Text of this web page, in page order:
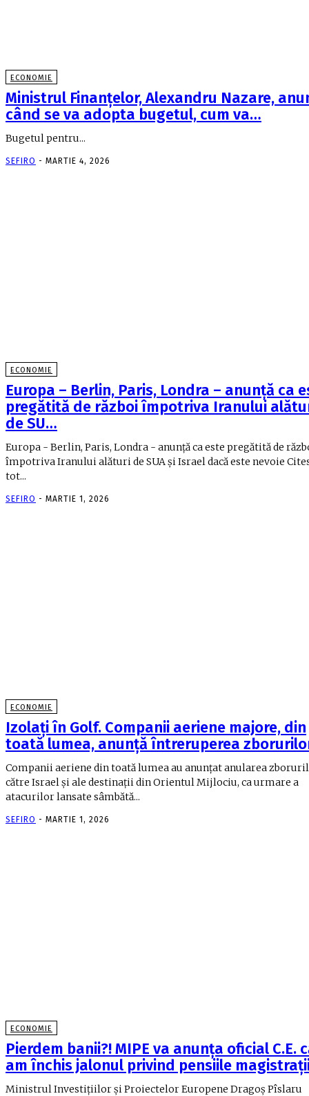
ECONOMIE
Ministrul Finanţelor, Alexandru Nazare,
când se va adopta bugetul, cum va…
Bugetul pentru...
SEFIRO - MARTIE 4, 2026
ECONOMIE
Europa – Berlin, Paris, Londra – anunţă ca
pregătită de război împotriva Iranului
de SU…
Europa - Berlin, Paris, Londra - anunţă ca este pregătită de
împotriva Iranului alături de SUA şi Israel dacă este nevoie
tot...
SEFIRO - MARTIE 1, 2026
ECONOMIE
Izolați în Golf. Companii aeriene majore, din
toată lumea, anunță întreruperea
Companii aeriene din toată lumea au anunțat anularea
către Israel și ale destinații din Orientul Mijlociu, ca urmare a
atacurilor lansate sâmbătă...
SEFIRO - MARTIE 1, 2026
ECONOMIE
Pierdem banii?! MIPE va anunța oficial C.E.
am închis jalonul privind pensiile
Ministrul Investiţiilor şi Proiectelor Europene Dragoş Pîslaru